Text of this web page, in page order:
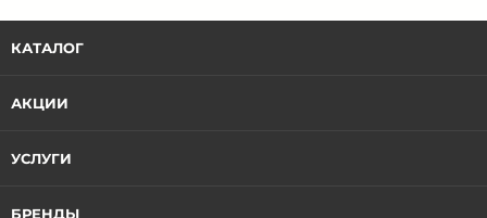
КАТАЛОГ
АКЦИИ
УСЛУГИ
БРЕНДЫ